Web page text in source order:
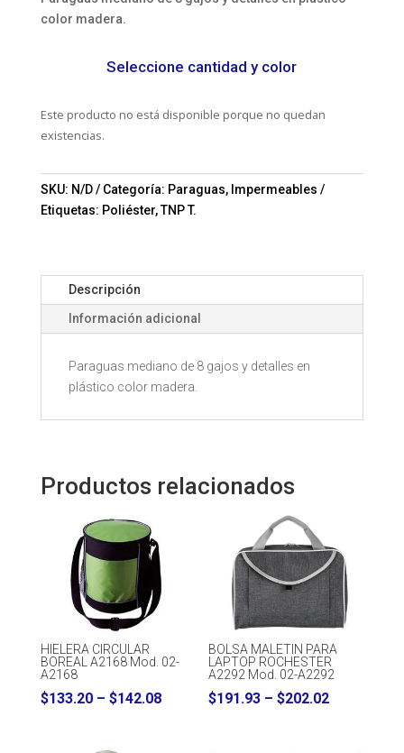
color madera.
Seleccione cantidad y color
Este producto no está disponible porque no quedan
existencias.
SKU: N/D Categoría: Paraguas, Impermeables
Etiquetas: Poliéster,TNP T.
Descripción
Información adicional
Paraguas mediano de 8 gajos y detalles en
plástico color madera.
Productos relacionados
HIELERA CIRCULAR
BOREAL A2168 Mod. 02-
A2168
$133.20 – $142.08Price
BOLSA MALETIN PARA
LAPTOP ROCHESTER
A2292 Mod. 02-A2292
$191.93 – $202.02Price